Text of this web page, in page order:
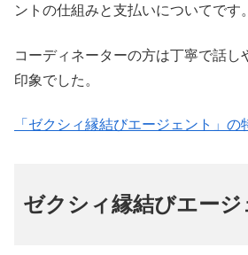
ントの仕組みと支払いについてです。
コーディネーターの方は丁寧で話し
印象でした。
「ゼクシィ縁結びエージェント」の
ゼクシィ縁結びエー